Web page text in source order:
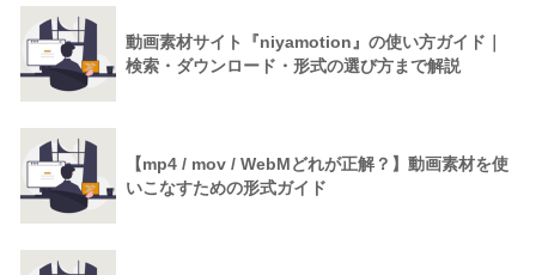
動画素材サイト『niyamotion』の使い方ガイド｜
検索・ダウンロード・形式の選び方まで解説
【mp4 / mov / WebMどれが正解？】動画素材を使
いこなすための形式ガイド